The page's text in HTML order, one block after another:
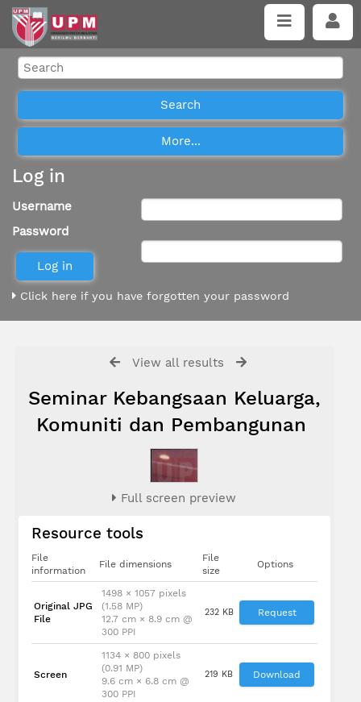
Log in
Username
Password
Click here if you have forgotten your password
View all results
Seminar Kebangsaan Keluarga,
Komuniti dan Pembangunan
Full screen preview
Resource tools
File
information
File dimensions
File
size
Options
Original JPG
File
1498 × 1057 pixels
(1.58 MP)
12.7 cm × 8.9 cm @
300 PPI
232 KB Request
Screen
1134 × 800 pixels
(0.91 MP)
9.6 cm × 6.8 cm @
300 PPI
219 KB Download